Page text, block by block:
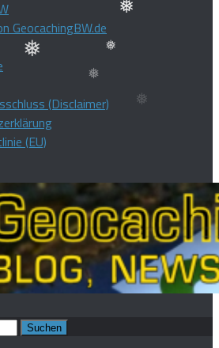
❅
❅
GeocachingBW.de
(Disclaimer)
(EU)